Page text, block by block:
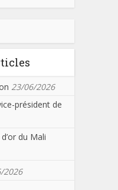
23/06/2026
président de
du Mali
2026